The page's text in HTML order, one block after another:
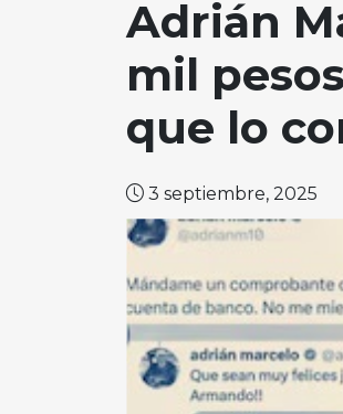
Adrián
mil
que lo
3 septiembre, 2025